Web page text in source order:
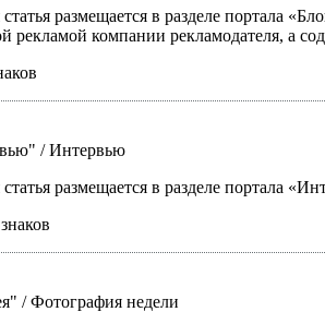
размещается в разделе портала
рекламой компании рекламодателя, а
/ Интервью
размещается в разделе портала
/ Фотография недели